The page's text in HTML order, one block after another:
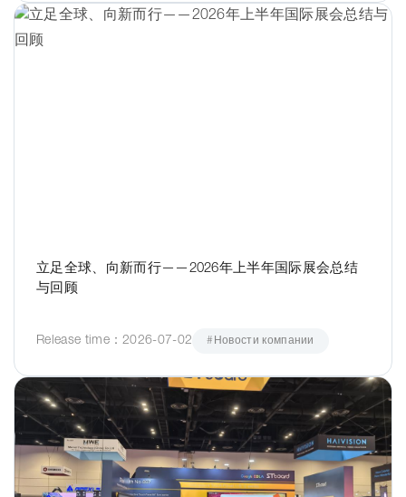
立足全球、向新而行——2026年上半年国际展会总结
与回顾
Release time：2026-07-02 #Новости компании